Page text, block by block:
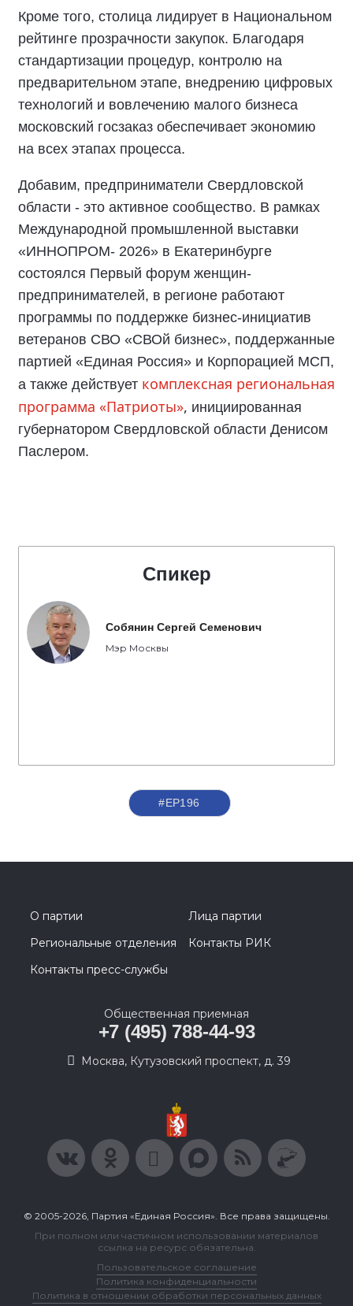
Кроме того, столица лидирует в Национальном
рейтинге прозрачности закупок. Благодаря
стандартизации процедур, контролю на
предварительном этапе, внедрению цифровых
технологий и вовлечению малого бизнеса
московский госзаказ обеспечивает экономию
на всех этапах процесса.
Добавим, предприниматели Свердловской
области - это активное сообщество. В рамках
Международной промышленной выставки
«ИННОПРОМ- 2026» в Екатеринбурге
состоялся Первый форум женщин-
предпринимателей, в регионе работают
программы по поддержке бизнес-инициатив
ветеранов СВО «СВОй бизнес», поддержанные
партией «Единая Россия» и Корпорацией МСП,
а также действует комплексная региональная
программа «Патриоты», инициированная
губернатором Свердловской области Денисом
Паслером.
Спикер
Собянин Сергей Семенович
Мэр Москвы
#ЕР196
О партии
Лица партии
Региональные отделения
Контакты РИК
Контакты пресс-службы
Общественная приемная
+7 (495) 788-44-93
Москва, Кутузовский проспект, д. 39
© 2005-2026, Партия «Единая Россия». Все права защищены.
При полном или частичном использовании материалов
ссылка на ресурс обязательна.
Пользовательское соглашение
Политика конфиденциальности
Политика в отношении обработки персональных данных